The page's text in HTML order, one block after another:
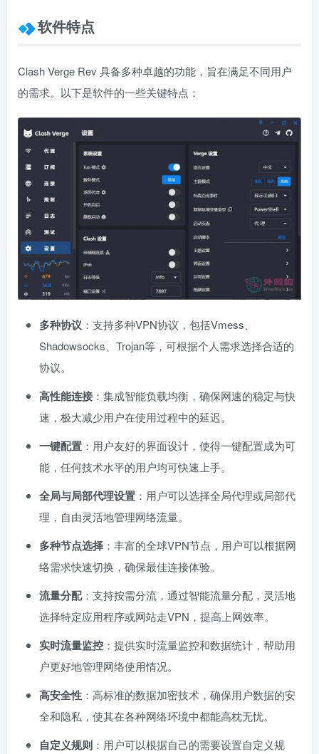
软件特点
Clash Verge Rev 具备多种卓越的功能，旨在满足不同用户
的需求。以下是软件的一些关键特点：
多种协议 ：支持多种VPN协议，包括Vmess、
Shadowsocks、Trojan等，可根据个人需求选择合适的
协议。
高性能连接 ：集成智能负载均衡，确保网速的稳定与快
速，极大减少用户在使用过程中的延迟。
一键配置 ：用户友好的界面设计，使得一键配置成为可
能，任何技术水平的用户均可快速上手。
全局与局部代理设置 ：用户可以选择全局代理或局部代
理，自由灵活地管理网络流量。
多种节点选择 ：丰富的全球VPN节点，用户可以根据网
络需求快速切换，确保最佳连接体验。
流量分配：支持按需分流，通过智能流量分配，灵活地
选择特定应用程序或网站走VPN，提高上网效率。
实时流量监控 ：提供实时流量监控和数据统计，帮助用
户更好地管理网络使用情况。
高安全性 ：高标准的数据加密技术，确保用户数据的安
全和隐私，使其在各种网络环境中都能高枕无忧。
自定义规则 ：用户可以根据自己的需要设置自定义规